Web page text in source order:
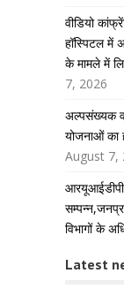
वीडियो
हॉस्पिटल में
के मामले में
7, 2026
अल्पसंख्यक
योजनाओं का
August 7,
आरयूआईडीपी
विभागों के
Latest